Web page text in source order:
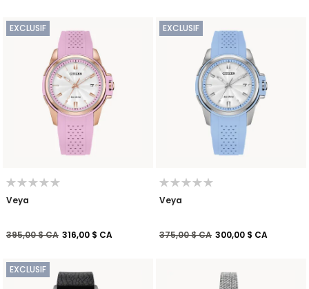
EXCLUSIF
Veya
Prix réduit de
395,00 $ CAà316,00 $ CA
EXCLUSIF
Veya
Prix réduit de
375,00 $ CAà300,00 $ CA
EXCLUSIF